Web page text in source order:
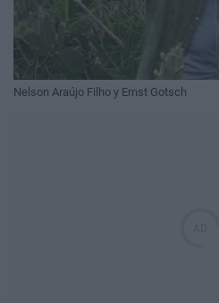
Nelson Araújo Filho y Ernst Gotsch